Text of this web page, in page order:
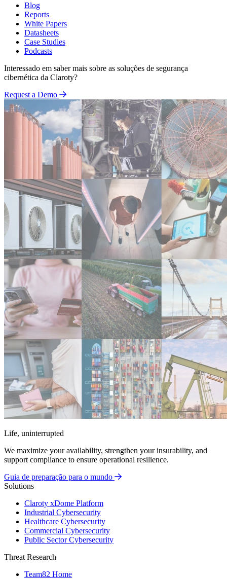
Blog
Reports
White Papers
Datasheets
Case Studies
Podcasts
Interessado em saber mais sobre as soluções de segurança
cibernética da Claroty?
Request a Demo
Life, uninterrupted
We maximize your availability, strengthen your insurability, and
support compliance to ensure operational resilience.
Guia de preparação para o mundo
Solutions
Claroty xDome Platform
Industrial Cybersecurity
Healthcare Cybersecurity
Commercial Cybersecurity
Public Sector Cybersecurity
Threat Research
Team82 Home